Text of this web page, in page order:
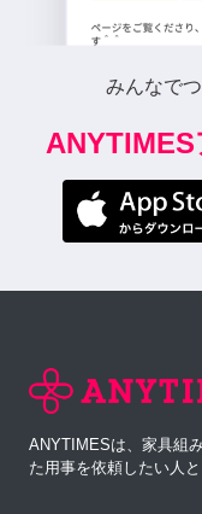
みんなで
ANYTIMESは、家具組
た用事を依頼したい人